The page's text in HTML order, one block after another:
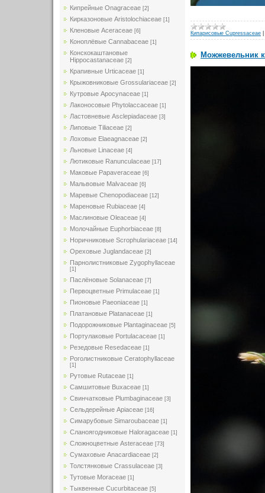
Кипрейные Onagraceae [2]
Кирказоновые Aristolochiaceae [1]
Кленовые Aceraceae [6]
Коноплёвые Cannabaceae [1]
Конскокаштановые
Hippocastanaceae [2]
Крапивные Urticaceae [1]
Крыжовниковые Grossulariaceae [2]
Кутровые Apocynaceae [1]
Лаконосовые Phytolaccaceae [1]
Ластовневые Asclepiadaceae [3]
Липовые Tiliaceae [2]
Лоховые Elaeagnaceae [2]
Льновые Linaceae [4]
Лютиковые Ranunculaceae [17]
Маковые Papaveraceae [6]
Мальвовые Malvaceae [6]
Маревые Chenopodiaceae [12]
Мареновые Rubiaceae [4]
Маслиновые Oleaceae [4]
Молочайные Euphorbiaceae [8]
Норичниковые Scrophulariaceae [14]
Ореховые Juglandaceae [2]
Парнолистниковые Zygophyllaceae
[1]
Паслёновые Solanaceae [7]
Первоцветные Primulaceae [1]
Пионовые Paeoniaceae [1]
Платановые Platanaceae [1]
Подорожниковые Plantaginaceae [5]
Портулаковые Portulacaceae [1]
Резедовые Resedaceae [1]
Роголистниковые Ceratophyllaceae
[1]
Рутовые Rutaceae [1]
Самшитовые Buxaceae [1]
Свинчатковые Plumbaginaceae [3]
Сельдерейные Apiaceae [16]
Симарубовые Simaroubaceae [1]
Сланоягодниковые Haloragaceae [1]
Сложноцветные Asteraceae [73]
Сумаховые Anacardiaceae [2]
Толстянковые Crassulaceae [3]
Тутовые Moraceae [1]
Тыквенные Cucurbitaceae [5]
Кипарисовые Cupressaceae
Можжевельник